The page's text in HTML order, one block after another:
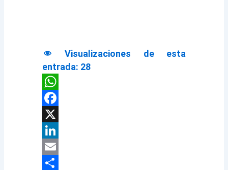
Visualizaciones de esta
entrada: 28
WhatsApp
Facebook
X
LinkedIn
Email